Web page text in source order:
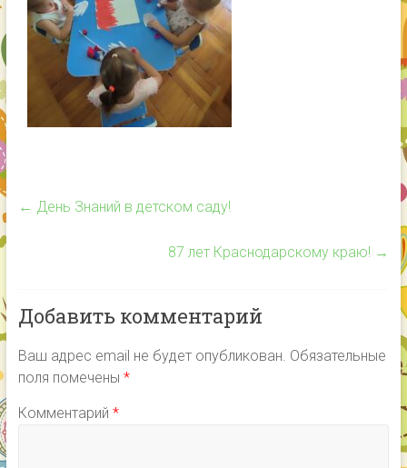
← День Знаний в детском саду!
87 лет Краснодарскому краю! →
Добавить комментарий
Ваш адрес email не будет опубликован. Обязательные
поля помечены *
Комментарий *